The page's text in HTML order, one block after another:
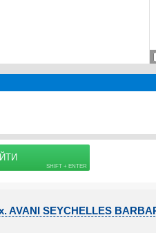
AVANI SEYCHELLES